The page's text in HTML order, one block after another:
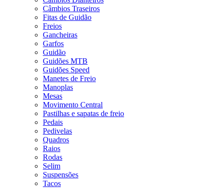
Câmbios Traseiros
Fitas de Guidão
Freios
Gancheiras
Garfos
Guidão
Guidões MTB
Guidões Speed
Manetes de Freio
Manoplas
Mesas
Movimento Central
Pastilhas e sapatas de freio
Pedais
Pedivelas
Quadros
Raios
Rodas
Selim
Suspensões
Tacos